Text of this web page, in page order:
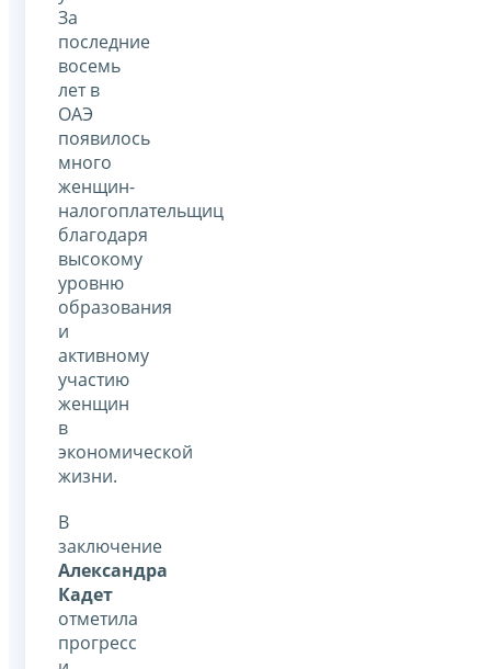
За
последние
восемь
лет в
ОАЭ
появилось
много
женщин-
налогоплательщиц
благодаря
высокому
уровню
образования
и
активному
участию
женщин
в
экономической
жизни.
В
заключение
Александра
Кадет
отметила
прогресс